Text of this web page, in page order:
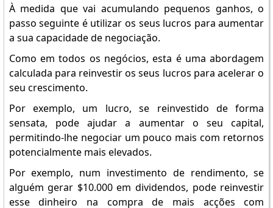
À medida que vai acumulando pequenos ganhos, o
passo seguinte é utilizar os seus lucros para aumentar
a sua capacidade de negociação.
Como em todos os negócios, esta é uma abordagem
calculada para reinvestir os seus lucros para acelerar o
seu crescimento.
Por exemplo, um lucro, se reinvestido de forma
sensata, pode ajudar a aumentar o seu capital,
permitindo-lhe negociar um pouco mais com retornos
potencialmente mais elevados.
Por exemplo, num investimento de rendimento, se
alguém gerar $10.000 em dividendos, pode reinvestir
esse dinheiro na compra de mais acções com